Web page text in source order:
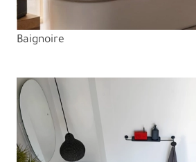
Baignoire